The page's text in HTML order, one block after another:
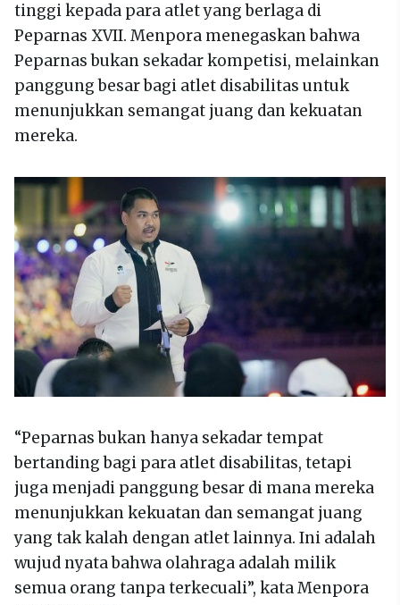
tinggi kepada para atlet yang berlaga di
Peparnas XVII. Menpora menegaskan bahwa
Peparnas bukan sekadar kompetisi, melainkan
panggung besar bagi atlet disabilitas untuk
menunjukkan semangat juang dan kekuatan
mereka.
“Peparnas bukan hanya sekadar tempat
bertanding bagi para atlet disabilitas, tetapi
juga menjadi panggung besar di mana mereka
menunjukkan kekuatan dan semangat juang
yang tak kalah dengan atlet lainnya. Ini adalah
wujud nyata bahwa olahraga adalah milik
semua orang tanpa terkecuali”, kata Menpora